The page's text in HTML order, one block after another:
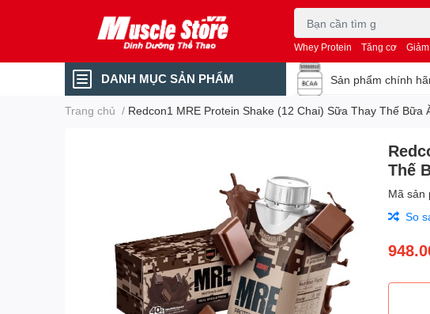
Whey Protein Tăng cơ
DANH MỤC SẢN PHẨM Sản phẩm chính
Trang chủ / Redcon1 MRE Protein Shake (12 Chai) Sữa Thay Thế Bữa
Thế
Mã
So